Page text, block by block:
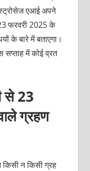
एआई अपने
फरवरी 2025 के
के बारे में बताएगा।
सप्ताह में कोई व्रत
से 23
ग्रहण
न किसी ग्रह